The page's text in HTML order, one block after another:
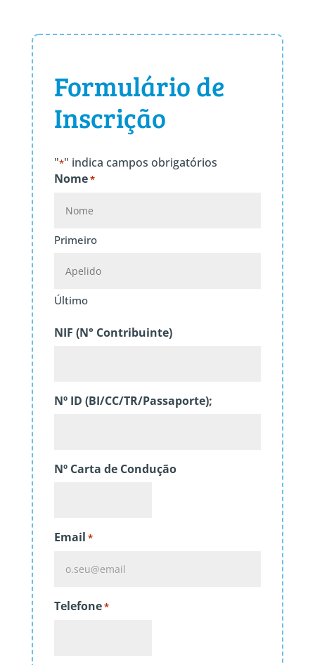
Formulário de
Inscrição
"*" indica campos obrigatórios
Nome*
Primeiro
Último
NIF (N° Contribuinte)
Nº ID (BI/CC/TR/Passaporte);
Nº Carta de Condução
Email *
Telefone*